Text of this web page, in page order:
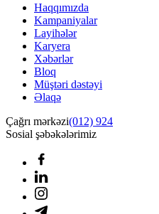
Haqqımızda
Kampaniyalar
Layihələr
Karyera
Xəbərlər
Bloq
Müştəri dəstəyi
Əlaqə
Çağrı mərkəzi(012) 924
Sosial şəbəkələrimiz